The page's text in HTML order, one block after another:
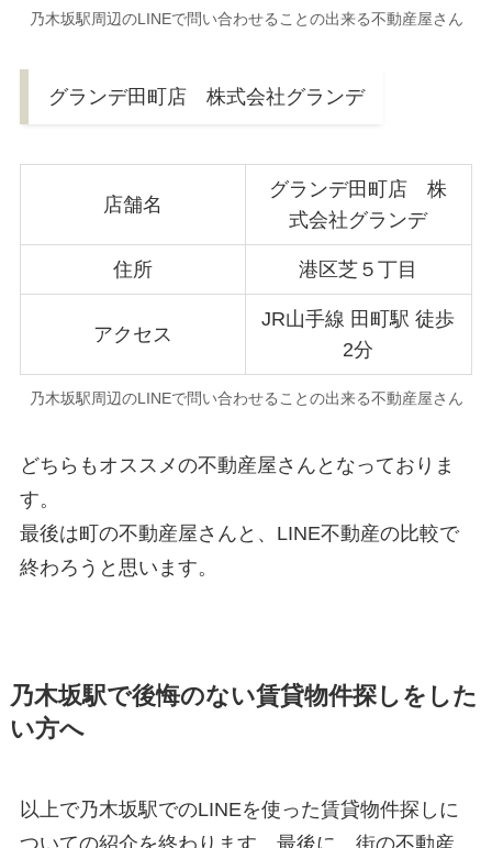
乃木坂駅周辺のLINEで問い合わせることの出来る不動産屋さん
グランデ田町店 株式会社グランデ
店舗名
グランデ田町店 株
式会社グランデ
住所 港区芝５丁目
アクセス
JR山手線 田町駅 徒歩
2分
乃木坂駅周辺のLINEで問い合わせることの出来る不動産屋さん
どちらもオススメの不動産屋さんとなっておりま
す。
最後は町の不動産屋さんと、LINE不動産の比較で
終わろうと思います。
乃木坂駅で後悔のない賃貸物件探しをした
い方へ
以上で乃木坂駅でのLINEを使った賃貸物件探しに
ついての紹介を終わります。最後に、街の不動産